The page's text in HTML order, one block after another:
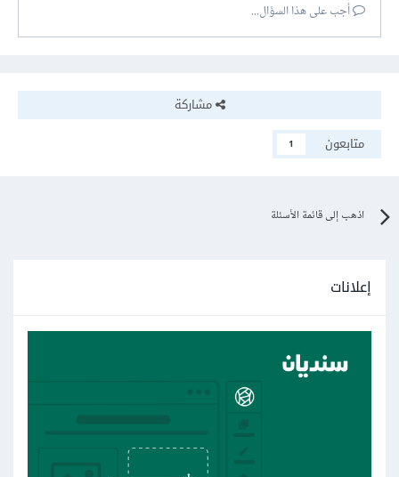
أجب على هذا السؤال...
مشاركة
متابعون
1
اذهب إلى قائمة الأسئلة
إعلانات